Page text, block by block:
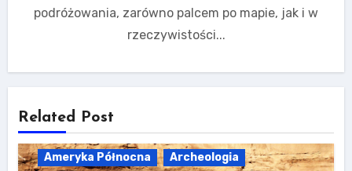
podróżowania, zarówno palcem po mapie, jak i w
rzeczywistości...
Related Post
Ameryka Północna
Archeologia